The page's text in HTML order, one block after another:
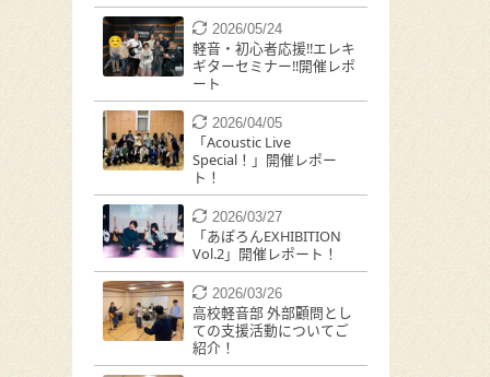
2026/05/24
軽音・初心者応援!!エレキ
ギターセミナー!!開催レポ
ート
2026/04/05
「Acoustic Live
Special！」開催レポー
ト！
2026/03/27
「あぽろんEXHIBITION
Vol.2」開催レポート！
2026/03/26
高校軽音部 外部顧問とし
ての支援活動についてご
紹介！